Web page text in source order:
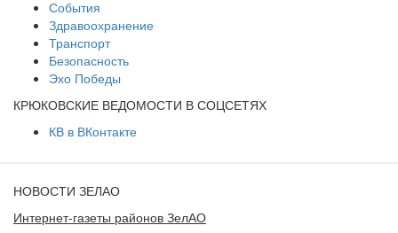
События
Здравоохранение
Транспорт
Безопасность
Эхо Победы
КРЮКОВСКИЕ ВЕДОМОСТИ В СОЦСЕТЯХ
КВ в ВКонтакте
НОВОСТИ ЗЕЛАО
Интернет-газеты районов ЗелАО